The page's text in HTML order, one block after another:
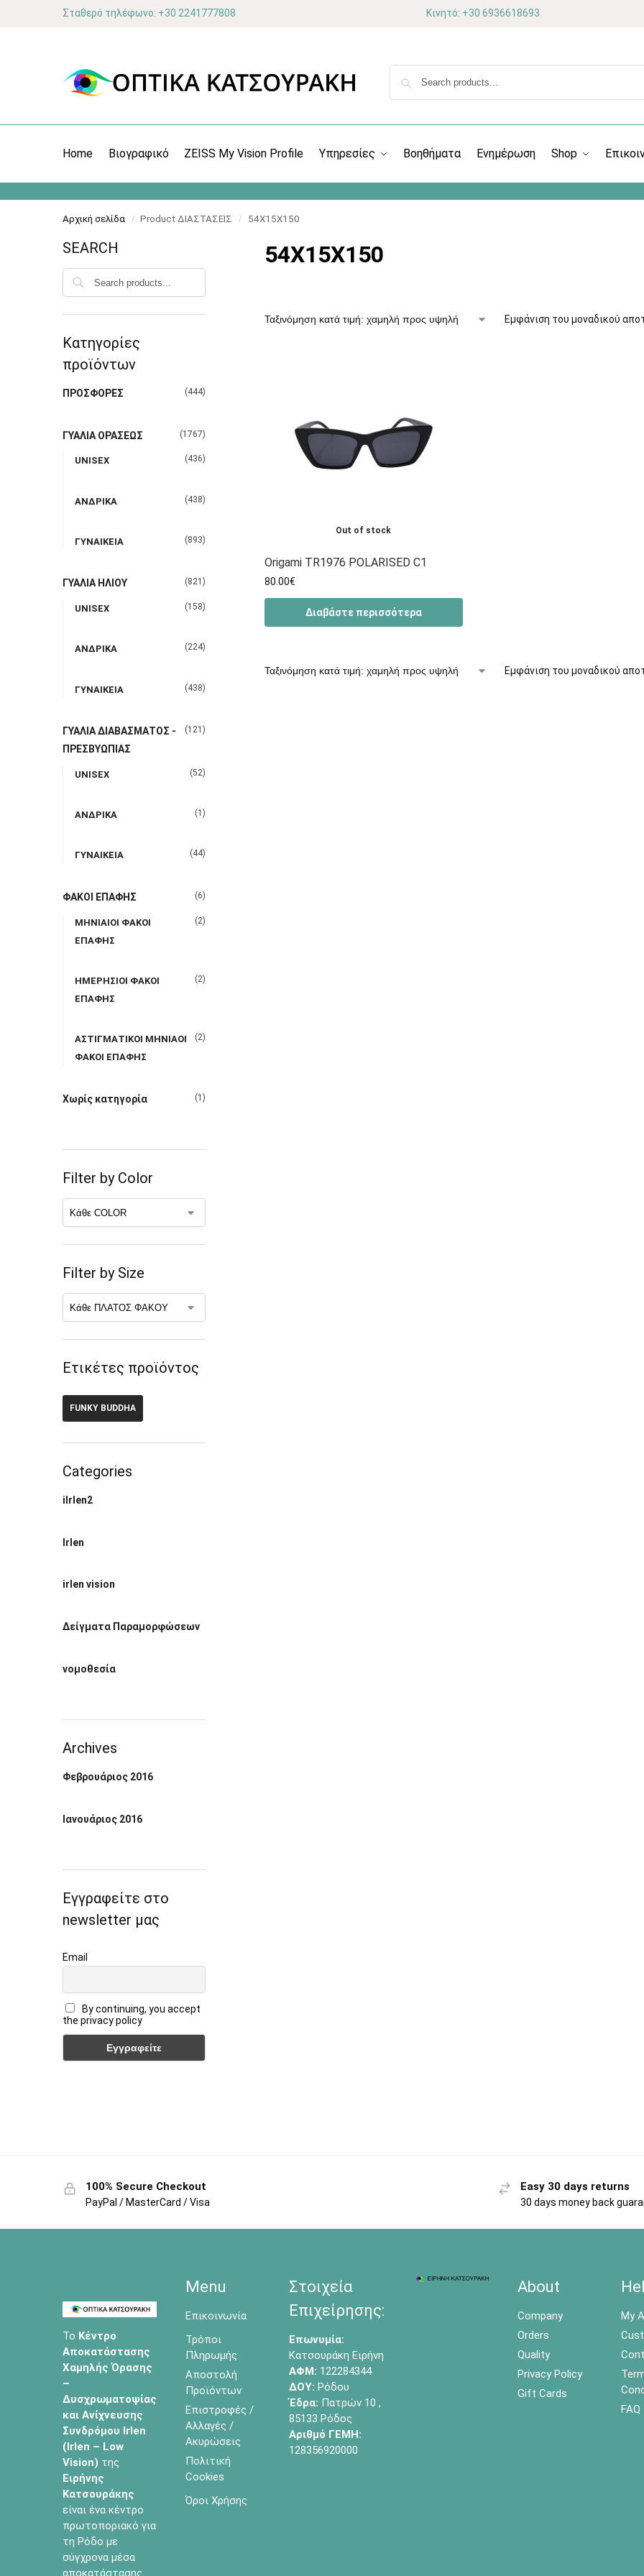
Σταθερό τηλέφωνο: +30 2241777808 Κινητό: +30 6936618693
Home Βιογραφικό ZEISS My Vision Profile Υπηρεσίες Βοηθήματα Ενημέρωση Shop
Αρχική σελίδα / Product ΔΙΑΣΤΑΣΕΙΣ / 54X15X150
54X15X150
Εμφάνιση του μοναδικού
Out of stock
Origami TR1976 POLARISED C1
80.00€
Διαβάστε περισσότερα
Εμφάνιση του μοναδικού
SEARCH
Κατηγορίες
προϊόντων
ΠΡΟΣΦΟΡΕΣ (444)
ΓΥΑΛΙΑ ΟΡΑΣΕΩΣ (1767)
UNISEX (436)
ΑΝΔΡΙΚΑ (438)
ΓΥΝΑΙΚΕΙΑ (893)
ΓΥΑΛΙΑ ΗΛΙΟΥ (821)
UNISEX (158)
ΑΝΔΡΙΚΑ (224)
ΓΥΝΑΙΚΕΙΑ (438)
ΓΥΑΛΙΑ ΔΙΑΒΑΣΜΑΤΟΣ -
ΠΡΕΣΒΥΩΠΙΑΣ
(121)
UNISEX (52)
ΑΝΔΡΙΚΑ (1)
ΓΥΝΑΙΚΕΙΑ (44)
ΦΑΚΟΙ ΕΠΑΦΗΣ (6)
ΜΗΝΙΑΙΟΙ ΦΑΚΟΙ
ΕΠΑΦΗΣ
(2)
ΗΜΕΡΗΣΙΟΙ ΦΑΚΟΙ
ΕΠΑΦΗΣ
(2)
ΑΣΤΙΓΜΑΤΙΚΟΙ ΜΗΝΙΑΟΙ
ΦΑΚΟΙ ΕΠΑΦΗΣ
(2)
Χωρίς κατηγορία (1)
Filter by Color
Filter by Size
Ετικέτες προϊόντος
FUNKY BUDDHA
Categories
ilrlen2
Irlen
irlen vision
Δείγματα Παραμορφώσεων
νομοθεσία
Archives
Φεβρουάριος 2016
Ιανουάριος 2016
Εγγραφείτε στο
newsletter μας
Email
By continuing, you accept
the privacy policy
100% Secure Checkout
PayPal / MasterCard / Visa
Easy 30 days returns
30 days money back
Το Κέντρο
Αποκατάστασης
Χαμηλής Όρασης
–
Δυσχρωματοψίας
και Ανίχνευσης
Συνδρόμου Irlen
(Irlen – Low
Vision) της
Ειρήνης
Κατσουράκης
είναι ένα κέντρο
πρωτοποριακό για
τη Ρόδο με
σύγχρονα μέσα
αποκατάστασης.
Menu
Επικοινωνία
Τρόποι
Πληρωμής
Αποστολή
Προϊόντων
Επιστροφές /
Αλλαγές /
Ακυρώσεις
Πολιτική
Cookies
Όροι Χρήσης
Στοιχεία
Επιχείρησης:
Επωνυμία:
Κατσουράκη Ειρήνη
ΑΦΜ: 122284344
ΔΟΥ: Ρόδου
Έδρα: Πατρών 10 ,
85133 Ρόδος
Αριθμό ΓΕΜΗ:
128356920000
About
Company
Orders
Quality
Privacy Policy
Gift Cards
My
FAQ